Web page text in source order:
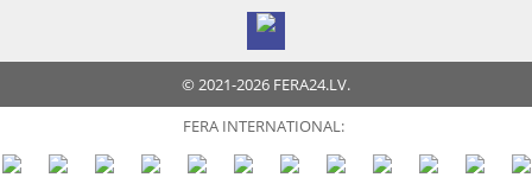
© 2021-2026 FERA24.LV.
FERA INTERNATIONAL: